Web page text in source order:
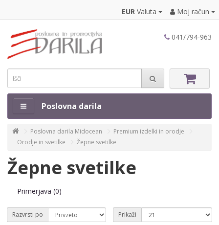
EUR Valuta Moj račun
041/794-963
Poslovna darila
Poslovna darila Midocean
Premium izdelki in orodje
Orodje in svetilke
Žepne svetilke
Žepne svetilke
Primerjava (0)
Razvrsti po Prikaži